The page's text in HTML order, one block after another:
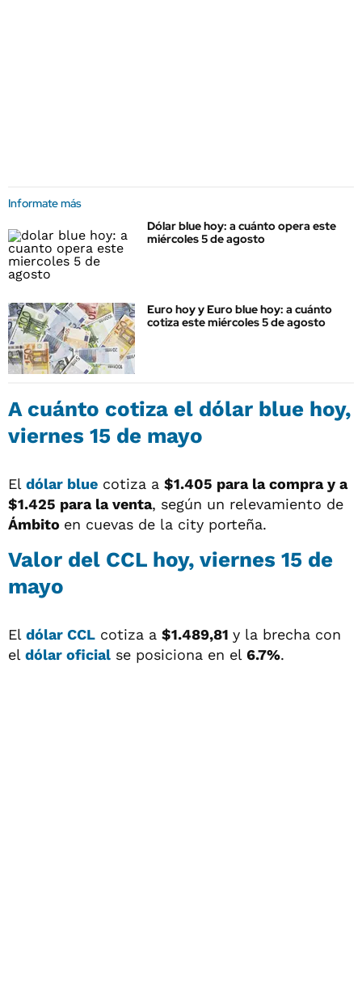
Informate más
Dólar blue hoy: a cuánto opera este
miércoles 5 de agosto
Euro hoy y Euro blue hoy: a cuánto
cotiza este miércoles 5 de agosto
A cuánto cotiza el dólar blue hoy,
viernes 15 de mayo
El dólar blue cotiza a $1.405 para la compra y a
$1.425 para la venta, según un relevamiento de
Ámbito en cuevas de la city porteña.
Valor del CCL hoy, viernes 15 de
mayo
El dólar CCL cotiza a $1.489,81 y la brecha con
el dólar oficial se posiciona en el 6.7%.